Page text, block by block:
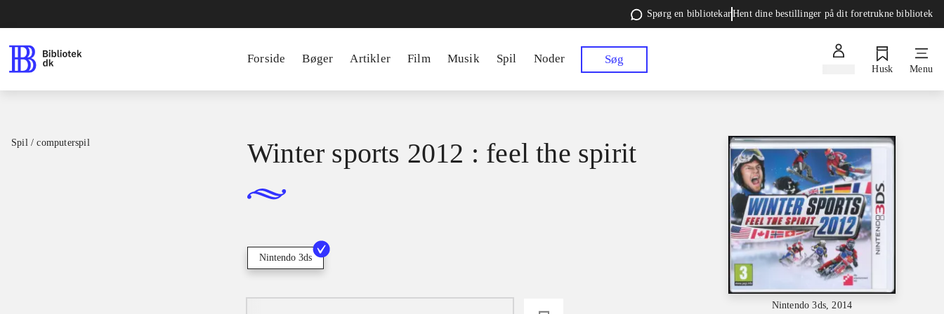
Spørg en bibliotekarHent dine bestillinger på dit foretrukne bibliotek
Forside Bøger Artikler Film Musik Spil Noder Søg
Husk Menu
Spil / computerspil
Nintendo 3ds, 2014
Winter sports 2012 : feel the spirit
Nintendo 3ds